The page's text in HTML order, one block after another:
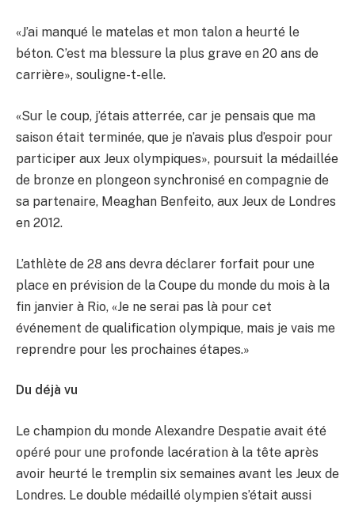
«J’ai manqué le matelas et mon talon a heurté le
béton. C’est ma blessure la plus grave en 20 ans de
carrière», souligne-t-elle.
«Sur le coup, j’étais atterrée, car je pensais que ma
saison était terminée, que je n’avais plus d’espoir pour
participer aux Jeux olympiques», poursuit la médaillée
de bronze en plongeon synchronisé en compagnie de
sa partenaire, Meaghan Benfeito, aux Jeux de Londres
en 2012.
L’athlète de 28 ans devra déclarer forfait pour une
place en prévision de la Coupe du monde du mois à la
fin janvier à Rio, «Je ne serai pas là pour cet
événement de qualification olympique, mais je vais me
reprendre pour les prochaines étapes.»
Du déjà vu
Le champion du monde Alexandre Despatie avait été
opéré pour une profonde lacération à la tête après
avoir heurté le tremplin six semaines avant les Jeux de
Londres. Le double médaillé olympien s’était aussi